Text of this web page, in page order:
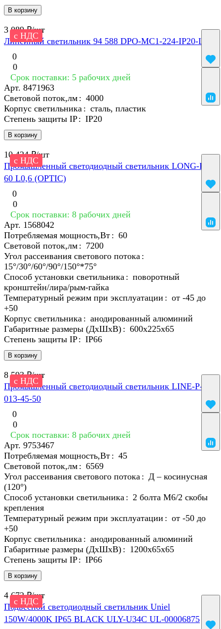
В корзину
с НДС
3 089 ₽/шт
Линейный светильник 94 588 DPO-MC1-224-IP20-LED
0
0
Срок поставки: 5 рабочих дней
Арт. 8471963
В корзину
Световой поток,лм : 4000
Корпус светильника : сталь, пластик
Степень защиты IP : IP20
с НДС
10 424 ₽/шт
Промышленный светодиодный светильник LONG-P3-
60 L0,6 (OPTIC)
0
0
Срок поставки: 8 рабочих дней
Арт. 1568042
В корзину
Потребляемая мощность,Вт : 60
Световой поток,лм : 7200
Угол рассеивания светового потока :
15°/30°/60°/90°/150°*75°
Способ установки светильника : поворотный
кронштейн/лира/рым-гайка
Температурный режим при эксплуатации : от -45 до
+50
Корпус светильника : анодированный алюминий
Габаритные размеры (ДхШхВ) : 600х225х65
Степень защиты IP : IP66
с НДС
8 593 ₽/шт
Промышленный светодиодный светильник LINE-P-R-
013-45-50
0
0
Срок поставки: 8 рабочих дней
Арт. 9753467
В корзину
Потребляемая мощность,Вт : 45
Световой поток,лм : 6569
Угол рассеивания светового потока : Д – косинусная
(120°)
Способ установки светильника : 2 болта М6/2 скобы
крепления
Температурный режим при эксплуатации : от -50 до
+50
Корпус светильника : анодированный алюминий
Габаритные размеры (ДхШхВ) : 1200х65х65
Степень защиты IP : IP66
с НДС
4 672 ₽/шт
Подвесной светодиодный светильник Uniel
150W/4000K IP65 BLACK ULY-U34C UL-00006875